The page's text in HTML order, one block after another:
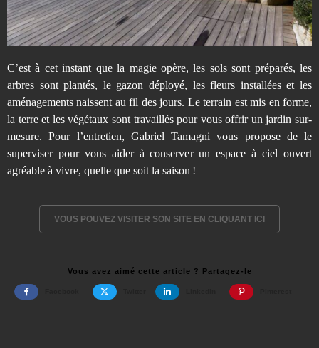
C’est à cet instant que la magie opère, les sols sont préparés, les
arbres sont plantés, le gazon déployé, les fleurs installées et les
aménagements naissent au fil des jours. Le terrain est mis en forme,
la terre et les végétaux sont travaillés pour vous offrir un jardin sur-
mesure. Pour l’entretien, Gabriel Tamagni vous propose de le
superviser pour vous aider à conserver un espace à ciel ouvert
agréable à vivre, quelle que soit la saison !
VOUS POUVEZ VISITER SON SITE EN CLIQUANT ICI
Vous avez aimé cette article ? Partagez-le